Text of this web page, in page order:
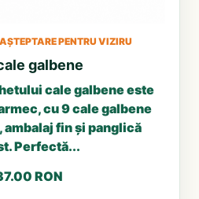
PENTRU VIZIRU
galbene
cale galbene este
cu 9 cale galbene
fin și panglică
Perfectă...
RON